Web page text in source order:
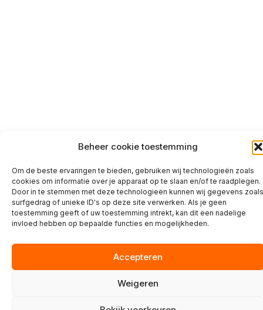
Beheer cookie toestemming
Om de beste ervaringen te bieden, gebruiken wij technologieën zoals
cookies om informatie over je apparaat op te slaan en/of te raadplegen.
Door in te stemmen met deze technologieën kunnen wij gegevens zoals
surfgedrag of unieke ID's op deze site verwerken. Als je geen
toestemming geeft of uw toestemming intrekt, kan dit een nadelige
invloed hebben op bepaalde functies en mogelijkheden.
Accepteren
Weigeren